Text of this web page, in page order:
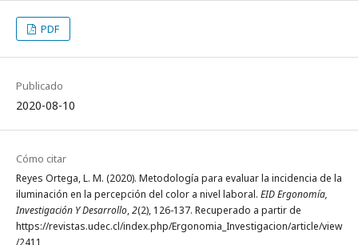
PDF
Publicado
2020-08-10
Cómo citar
Reyes Ortega, L. M. (2020). Metodología para evaluar la incidencia de la
iluminación en la percepción del color a nivel laboral. EID Ergonomía,
Investigación Y Desarrollo,2(2), 126-137. Recuperado a partir de
https://revistas.udec.cl/index.php/Ergonomia_Investigacion/article/view
/2411